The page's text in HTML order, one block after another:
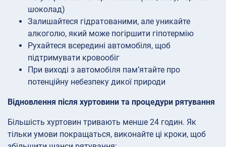
шоколад)
Залишайтеся гідратованими, але уникайте
алкоголю, який може погіршити гіпотермію
Рухайтеся всередині автомобіля, щоб
підтримувати кровообіг
При виході з автомобіля пам’ятайте про
потенційну небезпеку дикої природи
Відновлення після хуртовини та процедури рятування
Більшість хуртовин тривають менше 24 годин. Як
тільки умови покращаться, виконайте ці кроки, щоб